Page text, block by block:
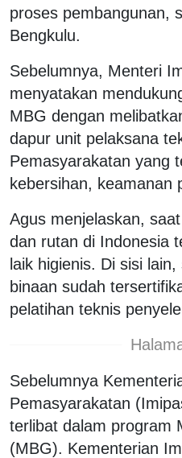
proses pembangunan,
Bengkulu.
Sebelumnya, Menteri
menyatakan
MBG dengan
dapur unit pelaksana
Pemasyarakatan yang
kebersihan, keamanan
Agus menjelaskan,
dan rutan di Indonesia
laik higienis. Di sisi
binaan sudah
pelatihan teknis
Sebelumnya
Pemasyarakatan
terlibat dalam program
(MBG). Kementerian